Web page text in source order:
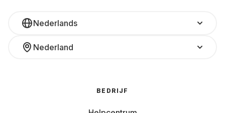
Nederlands
Nederland
BEDRIJF